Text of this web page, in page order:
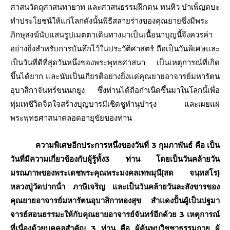
ศาสนวัตถุศาสนทายาท และศาสนธรรมฝึกตน ทนหิว บําเพ็ญตบะ
ทําประโยชน์ให้แก่โลกดังนั้นพิธีสลายร่างของคุณยายซึ่งมีพระ
ภิกษุสงฆ์นับแสนรูปเมตตาเดินทางมาเป็นเนื้อนาบุญนี้จึงควรค่า
อย่างยิ่งสําหรับการบันทึกไว้ในประวัติศาสตร์ ถือเป็นวันพิเศษและ
เป็นวันที่ดีที่สุดวันหนึ่งของพระพุทธศาสนา เป็นเหตุการณ์ที่เกิด
ขึ้นได้ยาก และนับเป็นเกียรติอย่างยิ่งแด่คุณยายอาจารย์มหารัตน
อุบาสิกาจันทร์ขนนกยูง ซึ่งท่านได้ถือกําเนิดขึ้นมาในโลกนี้เพื่อ
ทุ่มเทชีวิตจิตใจสร้างบุญบารมีเชิดชูทํานุบํารุง และเผยแผ่
พระพุทธศาสนาตลอดอายุขัยของท่าน
ความพิเศษอีกประการหนึ่งของวันที่ 3 กุมภาพันธ์ คือ เป็น
วันที่มีความเกี่ยวข้องกับผู้รู้ทั้ง3 ท่าน โดยเป็นวันคล้ายวัน
มรณภาพของพระเดชพระคุณพระมงคลเทพมุนี(สด จนฺทสโร)
หลวงปู่วัดปากน้ํา ภาษีเจริญ และเป็นวันคล้ายวันละสังขารของ
คุณยายอาจารย์มหารัตนอุบาสิกาทองสุข สําแดงปั้นผู้เป็นปฐมา
จารย์สอนธรรมะให้กับคุณยายอาจารย์จันทร์อีกด้วย 3 เหตุการณ์